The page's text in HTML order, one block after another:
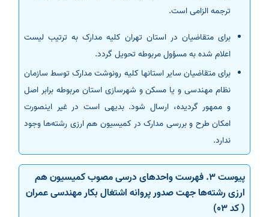
ترجمه الزامی است.
برای متقاضیان در استان تهران کلیه مدارک به ترتیب لیست
اعلام شده به مسؤول مربوطه تحویل گردد.
برای متقاضیان سایر استانها کلیه رونوشت مدارک توسط سازمان
نظام مهندسی و یا مسکن و شهرسازی استان مربوطه برابر اصل
و ممهور گردیده، ارسال شود. بدیهی است در غیر اینصورت
امکان طرح و بررسی مدارک در کمیسیون هم ارزی رشته‌ها وجود
ندارد.
پیوست 3. فهرست واحدهای درسی مصوب کمیسیون هم
ارزی رشته‌ها جهت صدور پروانه اشتغال بکار مهندسی عمران
( کد 03)